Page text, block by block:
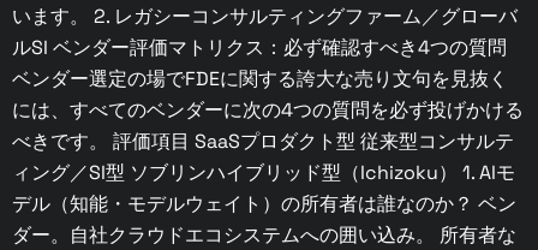
います。 2. レガシーコンサルティングファーム／グローバ
ルSI ベンダー評価マトリクス：必ず確認すべき4つの質問
ベンダー選定の場でFDEに関する誇大な売り文句を見抜く
には、すべてのベンダーに次の4つの質問を必ず投げかける
べきです。 評価項目 SaaSプロダクト型 従来型コンサルテ
ィング／SI型 ソブリンハイブリッド型（Ichizoku） 1. AIモ
デル（知能・モデルウェイト）の所有者は誰なのか？ ベン
ダー。自社クラウドエコシステムへの囲い込み。 所有者な